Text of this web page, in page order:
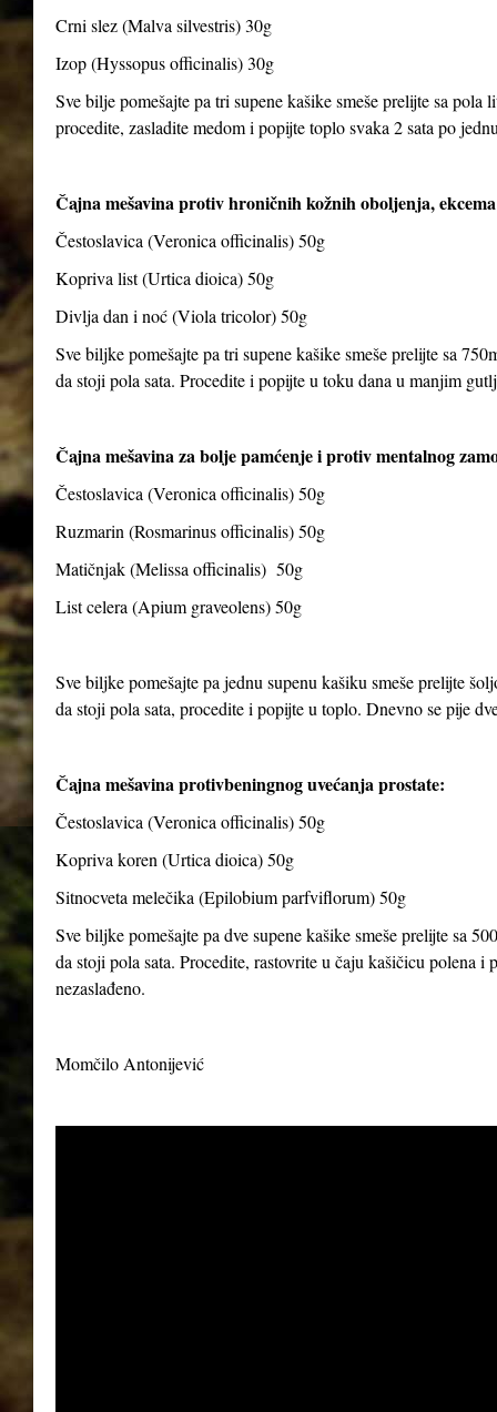
Crni slez (Malva silvestris) 30g
Izop (Hyssopus officinalis) 30g
Sve bilje pomešajte pa tri supene kašike smeše prelijte sa
procedite, zasladite medom i popijte toplo svaka 2 sata po
Čajna mešavina protiv hroničnih kožnih oboljenja,
Čestoslavica (Veronica officinalis) 50g
Kopriva list (Urtica dioica) 50g
Divlja dan i noć (Viola tricolor) 50g
Sve biljke pomešajte pa tri supene kašike smeše prelijte sa
da stoji pola sata. Procedite i popijte u toku dana u manjim
Čajna mešavina za bolje pamćenje i protiv mentalnog
Čestoslavica (Veronica officinalis) 50g
Ruzmarin (Rosmarinus officinalis) 50g
Matičnjak (Melissa officinalis) 50g
List celera (Apium graveolens) 50g
Sve biljke pomešajte pa jednu supenu kašiku smeše prelijte
da stoji pola sata, procedite i popijte u toplo. Dnevno se pije
Čajna mešavina protivbeningnog uvećanja prostate:
Čestoslavica (Veronica officinalis) 50g
Kopriva koren (Urtica dioica) 50g
Sitnocveta melečika (Epilobium parfviflorum) 50g
Sve biljke pomešajte pa dve supene kašike smeše prelijte sa
da stoji pola sata. Procedite, rastovrite u čaju kašičicu polena
nezaslađeno.
Momčilo Antonijević